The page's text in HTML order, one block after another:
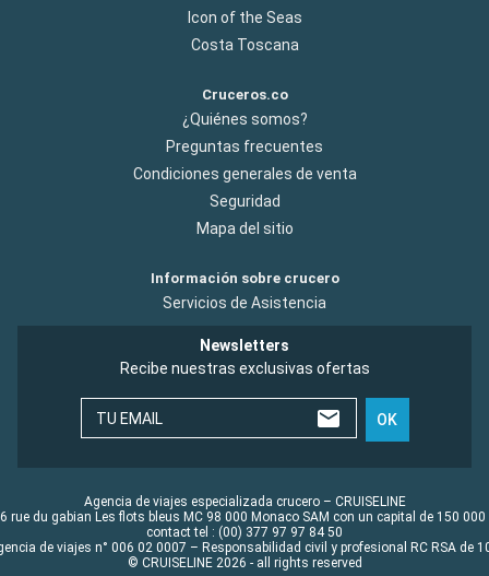
Icon of the Seas
Costa Toscana
Cruceros.co
¿Quiénes somos?
Preguntas frecuentes
Condiciones generales de venta
Seguridad
Mapa del sitio
Información sobre crucero
Servicios de Asistencia
Newsletters
Recibe nuestras exclusivas ofertas
TU EMAIL OK
Agencia de viajes especializada crucero – CRUISELINE
rue du gabian Les flots bleus MC 98 000 Monaco SAM con un capital de 150 000
contact tel : (00) 377 97 97 84 50
de viajes n° 006 02 0007 – Responsabilidad civil y profesional RC RSA de
© CRUISELINE 2026 - all rights reserved